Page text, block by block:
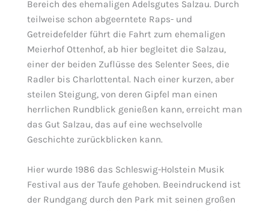
Bereich des ehemaligen Adelsgutes Salzau. Durch
teilweise schon abgeerntete Raps- und
Getreidefelder führt die Fahrt zum ehemaligen
Meierhof Ottenhof, ab hier begleitet die Salzau,
einer der beiden Zuflüsse des Selenter Sees, die
Radler bis Charlottental. Nach einer kurzen, aber
steilen Steigung, von deren Gipfel man einen
herrlichen Rundblick genießen kann, erreicht man
das Gut Salzau, das auf eine wechselvolle
Geschichte zurückblicken kann.
Hier wurde 1986 das Schleswig-Holstein Musik
Festival aus der Taufe gehoben. Beeindruckend ist
der Rundgang durch den Park mit seinen großen